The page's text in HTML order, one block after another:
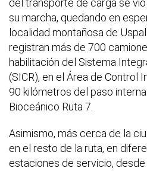
del transporte de carga se
su marcha, quedando en
localidad montañosa de
registran más de 700
habilitación del Sistema
(SICR), en el Área de Control
90 kilómetros del paso
Bioceánico Ruta 7.
Asimismo, más cerca de la
en el resto de la ruta, en
estaciones de servicio,